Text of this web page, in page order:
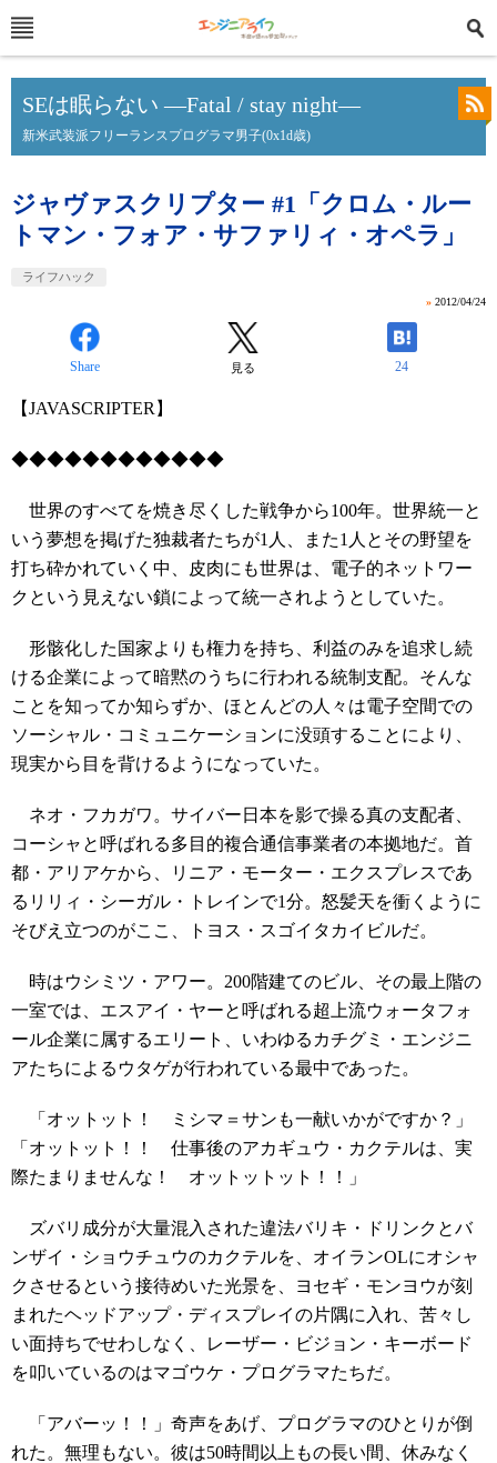
SEは眠らない ―Fatal / stay night―
新米武装派フリーランスプログラマ男子(0x1d歳)
ジャヴァスクリプター #1「クロム・ルー
トマン・フォア・サファリィ・オペラ」
ライフハック
» 2012/04/24
Share 見る 24
【JAVASCRIPTER】
◆◆◆◆◆◆◆◆◆◆◆◆
世界のすべてを焼き尽くした戦争から100年。世界統一と
いう夢想を掲げた独裁者たちが1人、また1人とその野望を
打ち砕かれていく中、皮肉にも世界は、電子的ネットワー
クという見えない鎖によって統一されようとしていた。
形骸化した国家よりも権力を持ち、利益のみを追求し続
ける企業によって暗黙のうちに行われる統制支配。そんな
ことを知ってか知らずか、ほとんどの人々は電子空間での
ソーシャル・コミュニケーションに没頭することにより、
現実から目を背けるようになっていた。
ネオ・フカガワ。サイバー日本を影で操る真の支配者、
コーシャと呼ばれる多目的複合通信事業者の本拠地だ。首
都・アリアケから、リニア・モーター・エクスプレスであ
るリリィ・シーガル・トレインで1分。怒髪天を衝くように
そびえ立つのがここ、トヨス・スゴイタカイビルだ。
時はウシミツ・アワー。200階建てのビル、その最上階の
一室では、エスアイ・ヤーと呼ばれる超上流ウォータフォ
ール企業に属するエリート、いわゆるカチグミ・エンジニ
アたちによるウタゲが行われている最中であった。
「オットット！ ミシマ＝サンも一献いかがですか？」
「オットット！！ 仕事後のアカギュウ・カクテルは、実
際たまりませんな！ オットットット！！」
ズバリ成分が大量混入された違法バリキ・ドリンクとバ
ンザイ・ショウチュウのカクテルを、オイランOLにオシャ
クさせるという接待めいた光景を、ヨセギ・モンヨウが刻
まれたヘッドアップ・ディスプレイの片隅に入れ、苦々し
い面持ちでせわしなく、レーザー・ビジョン・キーボード
を叩いているのはマゴウケ・プログラマたちだ。
「アバーッ！！」奇声をあげ、プログラマのひとりが倒
れた。無理もない。彼は50時間以上もの長い間、休みなく